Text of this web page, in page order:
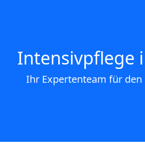
Intensivpflege
Ihr Expertenteam für den